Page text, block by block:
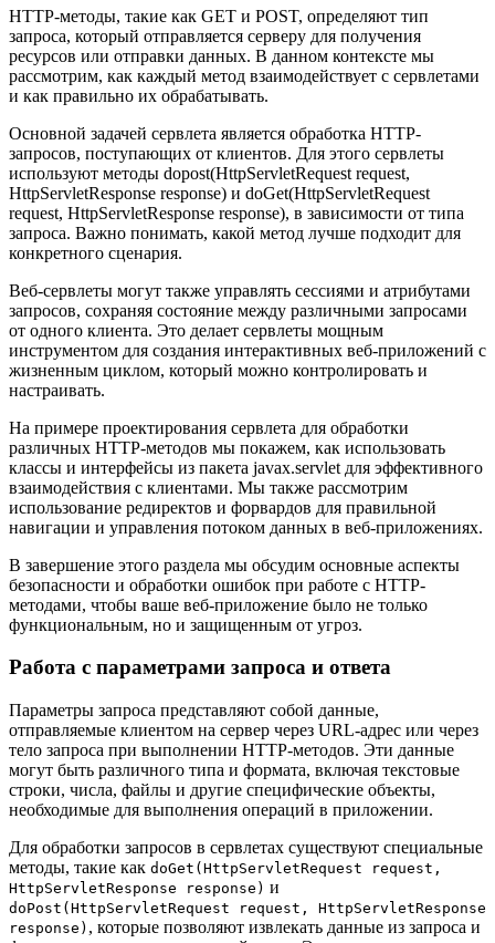
HTTP-методы, такие как GET и POST, определяют тип
запроса, который отправляется серверу для получения
ресурсов или отправки данных. В данном контексте мы
рассмотрим, как каждый метод взаимодействует с сервлетами
и как правильно их обрабатывать.
Основной задачей сервлета является обработка HTTP-
запросов, поступающих от клиентов. Для этого сервлеты
используют методы dopost(HttpServletRequest request,
HttpServletResponse response) и doGet(HttpServletRequest
request, HttpServletResponse response), в зависимости от типа
запроса. Важно понимать, какой метод лучше подходит для
конкретного сценария.
Веб-сервлеты могут также управлять сессиями и атрибутами
запросов, сохраняя состояние между различными запросами
от одного клиента. Это делает сервлеты мощным
инструментом для создания интерактивных веб-приложений с
жизненным циклом, который можно контролировать и
настраивать.
На примере проектирования сервлета для обработки
различных HTTP-методов мы покажем, как использовать
классы и интерфейсы из пакета javax.servlet для эффективного
взаимодействия с клиентами. Мы также рассмотрим
использование редиректов и форвардов для правильной
навигации и управления потоком данных в веб-приложениях.
В завершение этого раздела мы обсудим основные аспекты
безопасности и обработки ошибок при работе с HTTP-
методами, чтобы ваше веб-приложение было не только
функциональным, но и защищенным от угроз.
Работа с параметрами запроса и ответа
Параметры запроса представляют собой данные,
отправляемые клиентом на сервер через URL-адрес или через
тело запроса при выполнении HTTP-методов. Эти данные
могут быть различного типа и формата, включая текстовые
строки, числа, файлы и другие специфические объекты,
необходимые для выполнения операций в приложении.
Для обработки запросов в сервлетах существуют специальные
методы, такие как doGet(HttpServletRequest request,
HttpServletResponse response) и
doPost(HttpServletRequest request, HttpServletResponse
response) , которые позволяют извлекать данные из запроса и